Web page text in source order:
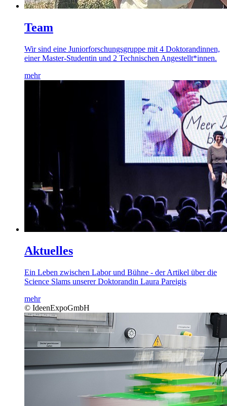
Team
Wir sind eine Juniorforschungsgruppe mit 4 Doktorandinnen,
einer Master-Studentin und 2 Technischen Angestellt*innen.
mehr
Aktuelles
Ein Leben zwischen Labor und Bühne - der Artikel über die
Science Slams unserer Doktorandin Laura Pareigis
mehr
© IdeenExpoGmbH